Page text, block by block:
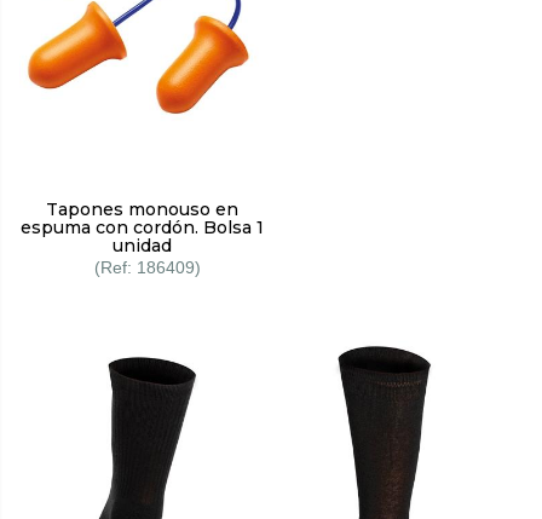
Tapones monouso en
espuma con cordón. Bolsa 1
unidad
186409